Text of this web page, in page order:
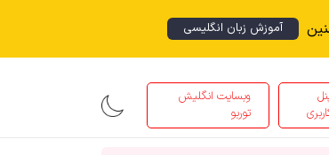
آموزش زبان انگلیسی
وبسایت انگلیش
توربو